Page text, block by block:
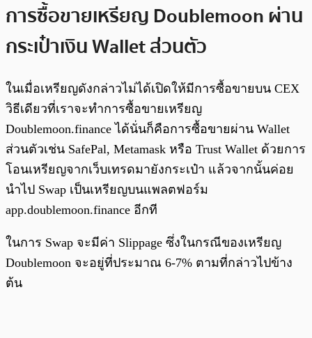
การซื้อขายเหรียญ Doublemoon ผ่าน
กระเป๋าเงิน Wallet ส่วนตัว
ในเมื่อเหรียญดังกล่าวไม่ได้เปิดให้มีการซื้อขายบน CEX
วิธีเดียวที่เราจะทำการซื้อขายเหรียญ
Doublemoon.finance ได้นั่นก็คือการซื้อขายผ่าน Wallet
ส่วนตัวเช่น SafePal, Metamask หรือ Trust Wallet ด้วยการ
โอนเหรียญจากเว็บเทรดมายังกระเป๋า แล้วจากนั้นค่อย
นำไป Swap เป็นเหรียญบนแพลตฟอร์ม
app.doublemoon.finance อีกที
ในการ Swap จะมีค่า Slippage ซึ่งในกรณีของเหรียญ
Doublemoon จะอยู่ที่ประมาณ 6-7% ตามที่กล่าวไปข้าง
ต้น